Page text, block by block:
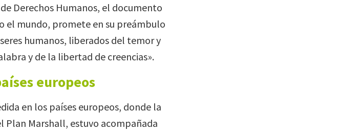
Derechos Humanos, el documento
el mundo, promete en su preámbulo
humanos, liberados del temor y
y de la libertad de creencias».
europeos
en los países europeos, donde la
Marshall, estuvo acompañada